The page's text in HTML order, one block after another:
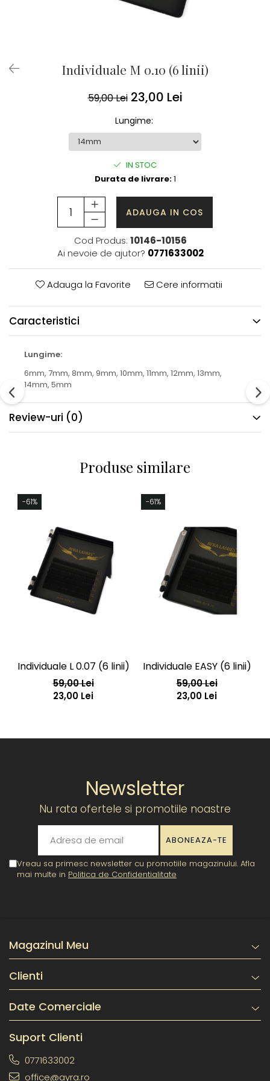
Individuale M 0.10 (6 linii)
59,00 Lei 23,00 Lei
Lungime:
IN STOC
Durata de livrare:1
ADAUGA IN COS
Cod Produs: 10146-10156
Ai nevoie de ajutor? 0771633002
Adauga la Favorite Cere informatii
Caracteristici
Lungime:
6mm, 7mm, 8mm, 9mm, 10mm, 11mm, 12mm, 13mm,
14mm, 5mm
Review-uri (0)
Produse similare
-61%
Individuale L 0.07 (6 linii)
59,00 Lei
23,00 Lei
-61%
Individuale EASY (6 linii)
59,00 Lei
23,00 Lei
Newsletter
Nu rata ofertele si promotiile noastre
Vreau sa primesc newsletter cu promotiile magazinului. Afla
mai multe in Politica de Confidentialitate
Magazinul Meu
Clienti
Date Comerciale
Suport Clienti
0771633002
office@ayra.ro